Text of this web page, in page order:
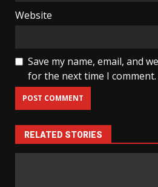
Website
Save my name, email, and
for the next time I comment.
RELATED STORIES